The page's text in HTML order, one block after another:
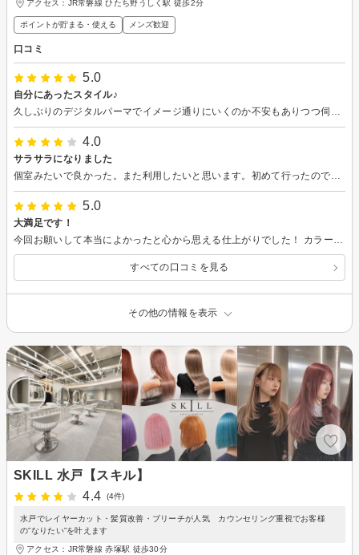
アクセス：JR常磐線 ひたち野うしく駅 徒歩2分
ポイントが貯まる・使える メンズ歓迎
口コミ
5.0
自分にあったスタイル♪
久しぶりのデジタルパーマでイメージ通りにいくのか不安もありつつ伺いましたがカウンセリングもしっかりとプロ目線でのアドバイスをいただきながらスタイルを決められたので安心してお任せすることができました。 仕上がりもイメージ通りで私にあったスタイルを作ってくださったのでとても気に入りました♪ 毎日のケアとしてシャンプーやトリートメント、オイルなども良いものを紹介していただき、今後のケアの面まで丁寧に説明していただけてとても満足です。 次回もよろしくお願いいたします。
4.0
サラサラになりました
個室みたいで良かった。また利用したいと思います。初めて行ったので場所が分かりづらく、お隣さんの美容院に行ってしまいました。髪もサラサラになりました。ありがとうございます！
5.0
大満足です！
今回お願いして本当によかったと心から思える仕上がりでした！ カラーもカットも理想通りで大満足です！ 自分でセットするのも楽しみです♪ カウンセリングもとても丁寧で、 細かいところまでしっかり汲み取ってくださり、 安心してお任せすることができました。 トリートメントも感動レベルでした！ スタッフの皆さんも話しやすくて、 最初から最後まで居心地がよかったです☆ 素敵な時間を過ごせました。またぜひお願いしたいと思えるお店に出会えて嬉しいです！ ありがとうございました！
すべての口コミを見る
その他の情報を表示
SKILL 水戸【スキル】
4.4
(4件)
水戸でレイヤーカット・髪質改善・ブリーチが人気 カウンセリング重視でお客様
の”なりたい”を叶えます
アクセス：JR常磐線 赤塚駅 徒歩30分